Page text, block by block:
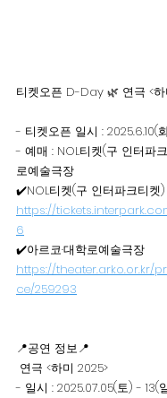
티켓오픈 D-Day 🌿 연극 <하
- 티켓오픈 일시 : 2025.6.10(
- 예매 : NOL티켓(구 인터파
로예술극장
✔️NOL티켓(구 인터파크티켓)
https://
6
✔️아르코·대학로예술극장
https://theater.arko.or.kr/
ce/259293
📍공연 정보📍
연극 <하미 2025>
- 일시 : 2025.07.05(토) -